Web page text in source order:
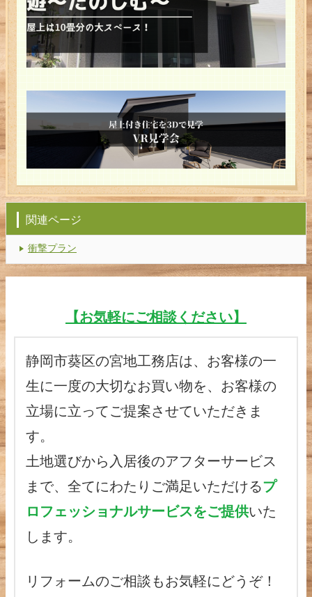
関連ページ
衝撃プラン
【お気軽にご相談ください】
静岡市葵区の宮地工務店は、お客様の一
生に一度の大切なお買い物を、お客様の
立場に立ってご提案させていただきま
す。
土地選びから入居後のアフターサービス
まで、全てにわたりご満足いただけるプ
ロフェッショナルサービスをご提供いた
します。
リフォームのご相談もお気軽にどうぞ！